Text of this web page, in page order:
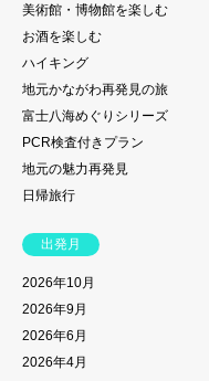
美術館・博物館を楽しむ
お酒を楽しむ
ハイキング
地元かながわ再発見の旅
富士八海めぐりシリーズ
PCR検査付きプラン
地元の魅力再発見
日帰旅行
出発月
2026年10月
2026年9月
2026年6月
2026年4月